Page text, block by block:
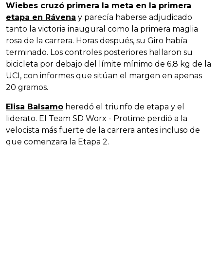
Wiebes cruzó primera la meta en la primera
etapa en Rávena y parecía haberse adjudicado
tanto la victoria inaugural como la primera maglia
rosa de la carrera. Horas después, su Giro había
terminado. Los controles posteriores hallaron su
bicicleta por debajo del límite mínimo de 6,8 kg de la
UCI, con informes que sitúan el margen en apenas
20 gramos.
Elisa Balsamo heredó el triunfo de etapa y el
liderato. El Team SD Worx - Protime perdió a la
velocista más fuerte de la carrera antes incluso de
que comenzara la Etapa 2.